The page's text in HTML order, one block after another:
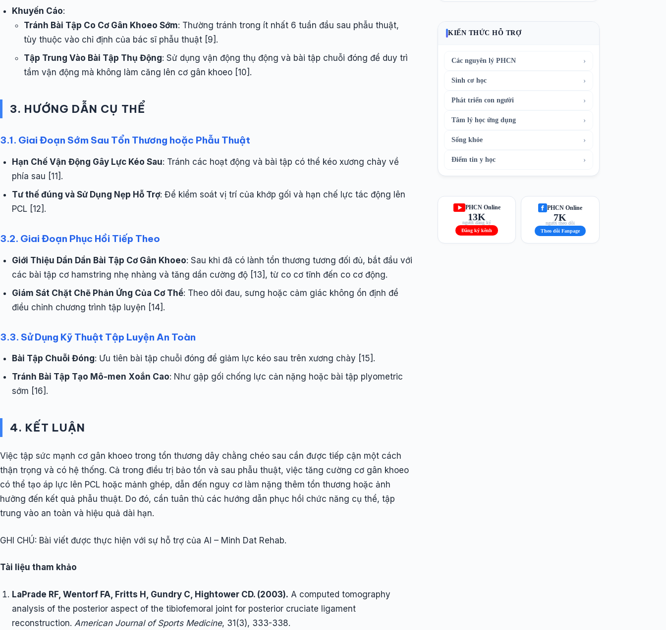
Khuyến Cáo:
Tránh Bài Tập Co Cơ Gân Khoeo Sớm: Thường tránh trong ít nhất 6 tuần đầu sau phẫu thuật,
tùy thuộc vào chỉ định của bác sĩ phẫu thuật [9].
Tập Trung Vào Bài Tập Thụ Động: Sử dụng vận động thụ động và bài tập chuỗi đóng để duy trì
tầm vận động mà không làm căng lên cơ gân khoeo [10].
3. HƯỚNG DẪN CỤ THỂ
3.1. Giai Đoạn Sớm Sau Tổn Thương hoặc Phẫu Thuật
Hạn Chế Vận Động Gây Lực Kéo Sau: Tránh các hoạt động và bài tập có thể kéo xương chày về
phía sau [11].
Tư thế đúng và Sử Dụng Nẹp Hỗ Trợ: Để kiểm soát vị trí của khớp gối và hạn chế lực tác động lên
PCL [12].
3.2. Giai Đoạn Phục Hồi Tiếp Theo
Giới Thiệu Dần Dần Bài Tập Cơ Gân Khoeo: Sau khi đã có lành tổn thương tương đối đủ, bắt đầu với
các bài tập cơ hamstring nhẹ nhàng và tăng dần cường độ [13], từ co cơ tĩnh đến co cơ động.
Giám Sát Chặt Chẽ Phản Ứng Của Cơ Thể: Theo dõi đau, sưng hoặc cảm giác không ổn định để
điều chỉnh chương trình tập luyện [14].
3.3. Sử Dụng Kỹ Thuật Tập Luyện An Toàn
Bài Tập Chuỗi Đóng: Ưu tiên bài tập chuỗi đóng để giảm lực kéo sau trên xương chày [15].
Tránh Bài Tập Tạo Mô-men Xoắn Cao: Như gập gối chống lực cản nặng hoặc bài tập plyometric
sớm [16].
4. KẾT LUẬN
Việc tập sức mạnh cơ gân khoeo trong tổn thương dây chằng chéo sau cần được tiếp cận một cách
thận trọng và có hệ thống. Cả trong điều trị bảo tồn và sau phẫu thuật, việc tăng cường cơ gân khoeo
có thể tạo áp lực lên PCL hoặc mảnh ghép, dẫn đến nguy cơ làm nặng thêm tổn thương hoặc ảnh
hưởng đến kết quả phẫu thuật. Do đó, cần tuân thủ các hướng dẫn phục hồi chức năng cụ thể, tập
trung vào an toàn và hiệu quả dài hạn.
GHI CHÚ: Bài viết được thực hiện với sự hỗ trợ của AI – Minh Dat Rehab.
Tài liệu tham khảo
LaPrade RF, Wentorf FA, Fritts H, Gundry C, Hightower CD. (2003). A computed tomography
analysis of the posterior aspect of the tibiofemoral joint for posterior cruciate ligament
reconstruction. American Journal of Sports Medicine, 31(3), 333-338.
KIẾN THỨC HỖ TRỢ
Các nguyên lý PHCN ›
Sinh cơ học ›
Phát triển con người ›
Tâm lý học ứng dụng ›
Sống khỏe ›
Điểm tin y học ›
PHCN Online
13K
người đăng ký
Đăng ký kênh
PHCN Online
7K
người theo dõi
Theo dõi Fanpage